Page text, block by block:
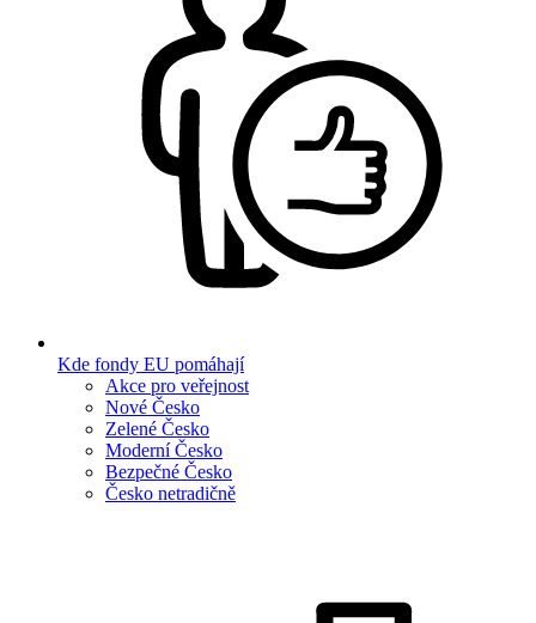
Kde fondy EU pomáhají
Akce pro veřejnost
Nové Česko
Zelené Česko
Moderní Česko
Bezpečné Česko
Česko netradičně